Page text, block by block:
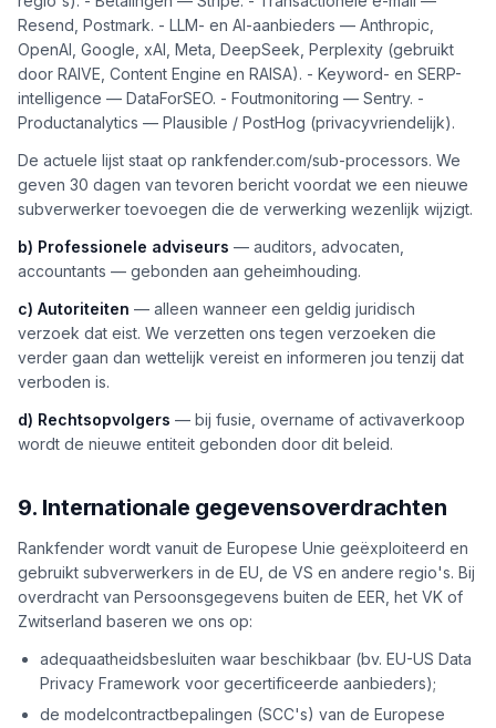
Resend, Postmark. - LLM- en AI-aanbieders — Anthropic,
OpenAI, Google, xAI, Meta, DeepSeek, Perplexity (gebruikt
door RAIVE, Content Engine en RAISA). - Keyword- en SERP-
intelligence — DataForSEO. - Foutmonitoring — Sentry. -
Productanalytics — Plausible / PostHog (privacyvriendelijk).
De actuele lijst staat op rankfender.com/sub-processors. We
geven 30 dagen van tevoren bericht voordat we een nieuwe
subverwerker toevoegen die de verwerking wezenlijk wijzigt.
b) Professionele adviseurs — auditors, advocaten,
accountants — gebonden aan geheimhouding.
c) Autoriteiten — alleen wanneer een geldig juridisch
verzoek dat eist. We verzetten ons tegen verzoeken die
verder gaan dan wettelijk vereist en informeren jou tenzij dat
verboden is.
d) Rechtsopvolgers — bij fusie, overname of activaverkoop
wordt de nieuwe entiteit gebonden door dit beleid.
9. Internationale gegevensoverdrachten
Rankfender wordt vanuit de Europese Unie geëxploiteerd en
gebruikt subverwerkers in de EU, de VS en andere regio's. Bij
overdracht van Persoonsgegevens buiten de EER, het VK of
Zwitserland baseren we ons op:
adequaatheidsbesluiten waar beschikbaar (bv. EU-US Data
Privacy Framework voor gecertificeerde aanbieders);
de modelcontractbepalingen (SCC's) van de Europese